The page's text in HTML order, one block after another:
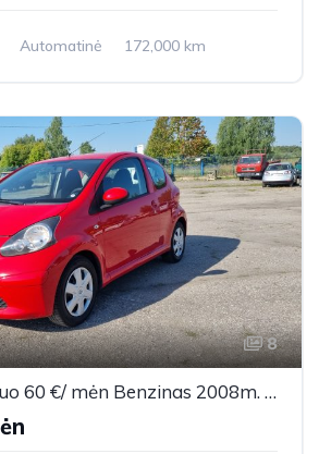
Automatinė
172,000 km
8
Toyota Aygo nuo 60 €/ mėn Benzinas 2008m. Hečbekas Mechaninė